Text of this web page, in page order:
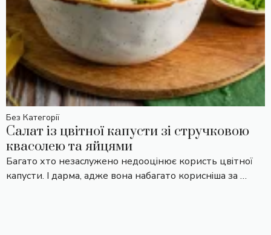
Без Категорії
Салат із цвітної капусти зі стручковою
квасолею та яйцями
Багато хто незаслужено недооцінює користь цвітної
капусти. І дарма, адже вона набагато корисніша за …